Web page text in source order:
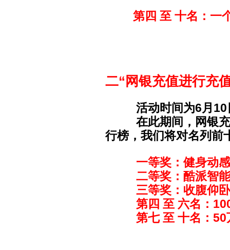
第四 至 十名：一
二“网银充值进行充
活动时间为6月10
在此期间，网银充
行榜，我们将对名列前
一等奖：健身动感
二等奖：酷派智能
三等奖：收腹仰卧
第四 至 六名：
第七 至 十名：50